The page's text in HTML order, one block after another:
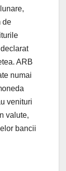
de
ARB
numai
venituri
valute,
bancii